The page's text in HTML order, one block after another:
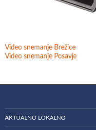
Video snemanje Brežice
Video snemanje Posavje
AKTUALNO LOKALNO